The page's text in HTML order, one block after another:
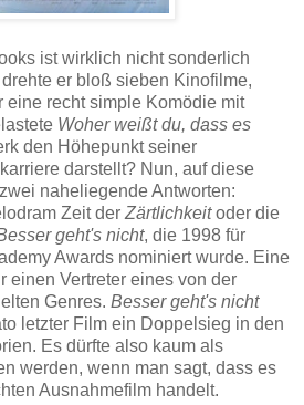
ist wirklich nicht sonderlich
er bloß sieben Kinofilme,
eine recht simple Komödie mit
Woher weißt du, dass es
den Höhepunkt seiner
darstellt? Nun, auf diese
naheliegende Antworten:
Zeit der Zärtlichkeitoder die
geht's nicht, die 1998 für
Awards nominiert wurde. Eine
einen Vertreter eines von der
Genres. Besser geht's nicht
letzter Film ein Doppelsieg in den
Es dürfte also kaum als
werden, wenn man sagt, dass es
Ausnahmefilm handelt.